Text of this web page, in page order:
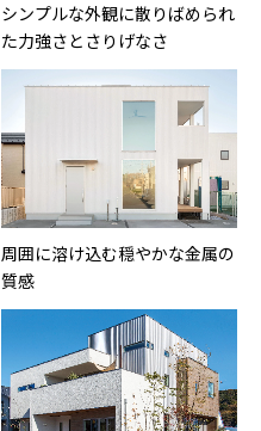
シンプルな外観に散りばめられ
た力強さとさりげなさ
周囲に溶け込む穏やかな金属の
質感